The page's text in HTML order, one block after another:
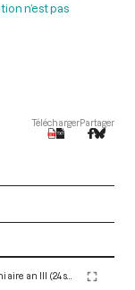
n’est pas
TéléchargerPartager